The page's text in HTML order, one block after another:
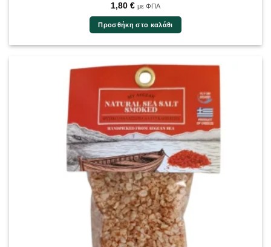
1,80 € με ΦΠΑ
Προσθήκη στο καλάθι